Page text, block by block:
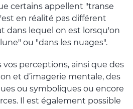
certains appellent "transe
en réalité pas différent
dans lequel on est lorsqu'on
ou "dans les nuages".
vos perceptions, ainsi que des
et d’imagerie mentale, des
ou symboliques ou encore
Il est également possible